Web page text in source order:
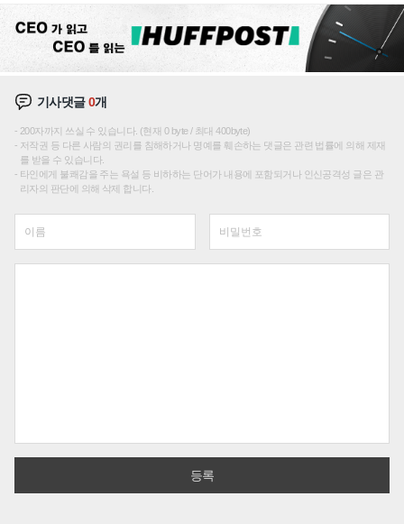
기사댓글0개
200자까지 쓰실 수 있습니다. (현재 0 byte / 최대 400byte)
저작권 등 다른 사람의 권리를 침해하거나 명예를 훼손하는 댓글은 관련 법률에 의해 제재
를 받을 수 있습니다.
타인에게 불쾌감을 주는 욕설 등 비하하는 단어가 내용에 포함되거나 인신공격성 글은 관
리자의 판단에 의해 삭제 합니다.